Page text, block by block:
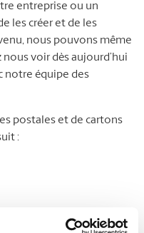
entreprise ou un
les créer et de les
nous pouvons même
voir dès aujourd’hui
notre équipe des
postales et de cartons
: